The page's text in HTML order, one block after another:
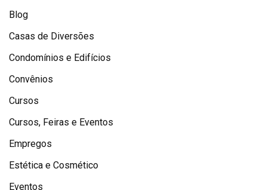
Blog
Casas de Diversões
Condomínios e Edifícios
Convênios
Cursos
Cursos, Feiras e Eventos
Empregos
Estética e Cosmético
Eventos